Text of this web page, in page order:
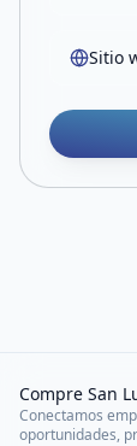
Sitio
Compre San
Conectamos
oportunidades,